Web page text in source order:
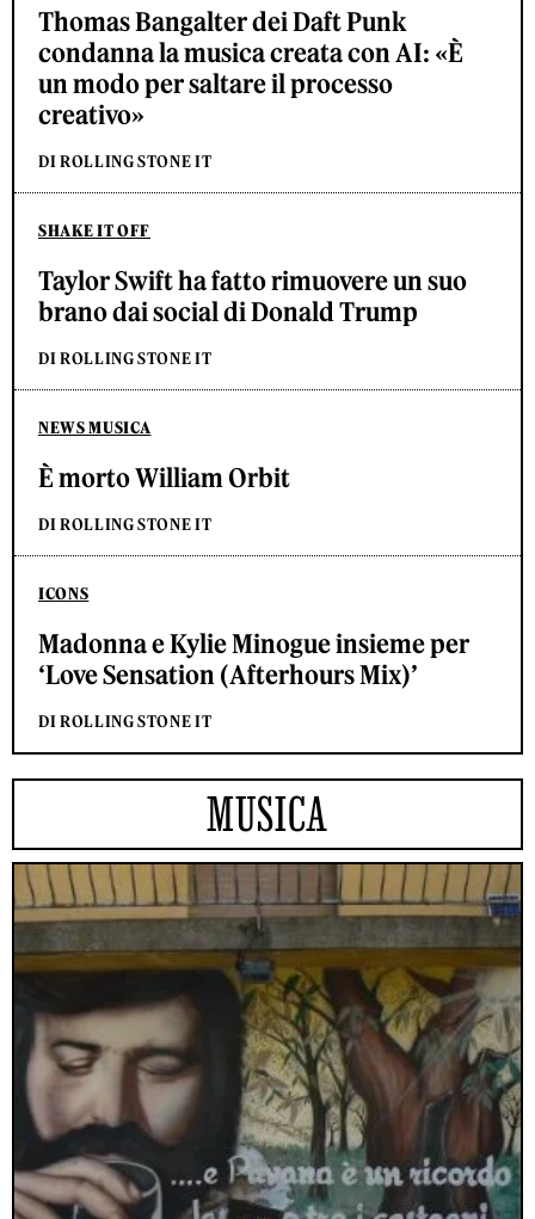
Thomas Bangalter dei Daft Punk
condanna la musica creata con AI: «È
un modo per saltare il processo
creativo»
DI ROLLING STONE IT
SHAKE IT OFF
Taylor Swift ha fatto rimuovere un suo
brano dai social di Donald Trump
DI ROLLING STONE IT
NEWS MUSICA
È morto William Orbit
DI ROLLING STONE IT
ICONS
Madonna e Kylie Minogue insieme per
‘Love Sensation (Afterhours Mix)’
DI ROLLING STONE IT
MUSICA